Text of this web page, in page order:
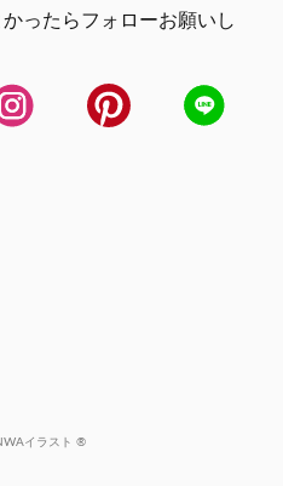
かったらフォローお願いし
イラスト ®